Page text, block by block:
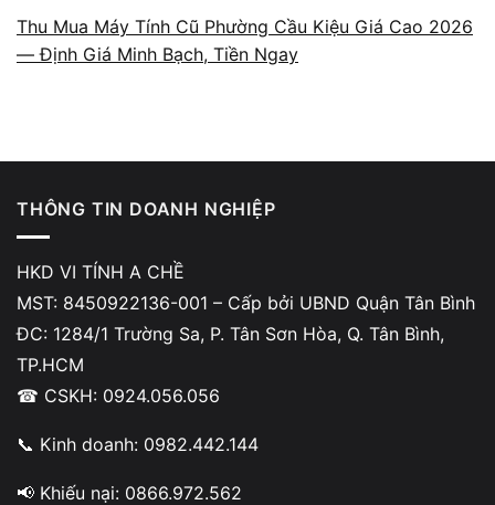
trạng thật
A Chề định giá dựa trên các yếu tố thực tế
gồm CPU, RAM, SSD, VGA, cycle pin, tình
trạng ngoại hình và lịch sử sửa chữa (nếu có).
Toàn bộ quá trình kiểm tra diễn ra minh bạch
tại cửa hàng, khách được đối chiếu từng hạng
chuyện báo giá mập mờ hoặc dùng lỗi nhẹ để
giảm mạnh giá trị máy.
Thu Mua Máy Tính Cũ Phường Cầu Kiệu Giá Cao 2026
— Định Giá Minh Bạch, Tiền Ngay
THÔNG TIN DOANH NGHIỆP
HKD VI TÍNH A CHỀ
MST: 8450922136-001 – Cấp bởi UBND Quận Tân Bình
ĐC: 1284/1 Trường Sa, P. Tân Sơn Hòa, Q. Tân Bình,
TP.HCM
☎ CSKH: 0924.056.056
📞 Kinh doanh: 0982.442.144
📢 Khiếu nại: 0866.972.562